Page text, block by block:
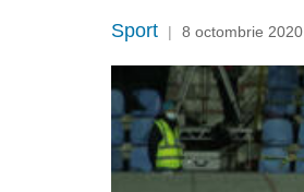
Sport | 8 octombrie 2020